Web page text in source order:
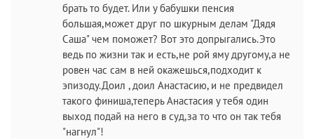
брать то будет. Или у бабушки пенсия
большая,может друг по шкурным делам "Дядя
Саша" чем поможет? Вот это допрыгались.Это
ведь по жизни так и есть,не рой яму другому,а не
ровен час сам в ней окажешься,подходит к
эпизоду.Доил , доил Анастасию, и не предвидел
такого финиша,теперь Анастасия у тебя один
выход подай на него в суд,за то что он так тебя
"нагнул"!